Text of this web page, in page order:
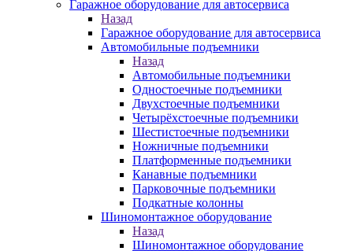
Гаражное оборудование для автосервиса
Назад
Гаражное оборудование для автосервиса
Автомобильные подъемники
Назад
Автомобильные подъемники
Одностоечные подъемники
Двухстоечные подъемники
Четырёхстоечные подъемники
Шестистоечные подъемники
Ножничные подъемники
Платформенные подъемники
Канавные подъемники
Парковочные подъемники
Подкатные колонны
Шиномонтажное оборудование
Назад
Шиномонтажное оборудование